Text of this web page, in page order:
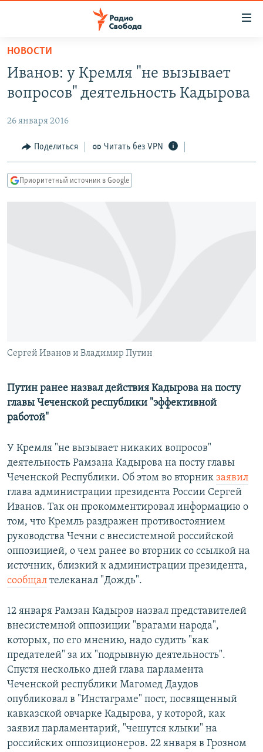
упрощенного
доступа
основному
Вернутся
главной
навигации
Вернутся
АВТОРСКИЕ ПРОЕКТЫ
ЦИТАТЫ СВОБОДЫ
МНЕНИЯ
IDEL.РЕАЛИИ
Все сайты РСЕ/РС
НОВОСТИ
Иванов: у Кремля "не вызывает
вопросов" деятельность Кадырова
26 января 2016
Поделиться Читать без VPN
Приоритетный источник в Google
Сергей Иванов и Владимир Путин
Путин ранее назвал действия Кадырова на посту
главы Чеченской республики "эффективной
работой"
У Кремля "не вызывает никаких вопросов"
деятельность Рамзана Кадырова на посту главы
Чеченской Республики. Об этом во вторник заявил
глава администрации президента России Сергей
Иванов. Так он прокомментировал информацию о
том, что Кремль раздражен противостоянием
руководства Чечни с внесистемной российской
оппозицией, о чем ранее во вторник со ссылкой на
источник, близкий к администрации президента,
сообщал телеканал "Дождь".
12 января Рамзан Кадыров назвал представителей
внесистемной оппозиции "врагами народа",
которых, по его мнению, надо судить "как
предателей" за их "подрывную деятельность".
Спустя несколько дней глава парламента
Чеченской республики Магомед Даудов
опубликовал в "Инстаграме" пост, посвященный
кавказской овчарке Кадырова, у которой, как
заявил парламентарий, "чешутся клыки" на
российских оппозиционеров. 22 января в Грозном